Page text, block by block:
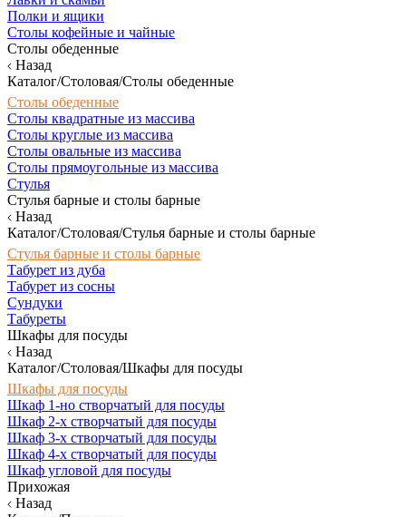
Полки и ящики
Столы кофейные и чайные
Столы обеденные
Назад
Каталог/Столовая/Столы обеденные
Столы обеденные
Столы квадратные из массива
Столы круглые из массива
Столы овальные из массива
Столы прямоугольные из массива
Стулья
Стулья барные и столы барные
Назад
Каталог/Столовая/Стулья барные и столы барные
Стулья барные и столы барные
Табурет из дуба
Табурет из сосны
Сундуки
Табуреты
Шкафы для посуды
Назад
Каталог/Столовая/Шкафы для посуды
Шкафы для посуды
Шкаф 1-но створчатый для посуды
Шкаф 2-х створчатый для посуды
Шкаф 3-х створчатый для посуды
Шкаф 4-х створчатый для посуды
Шкаф угловой для посуды
Прихожая
Назад